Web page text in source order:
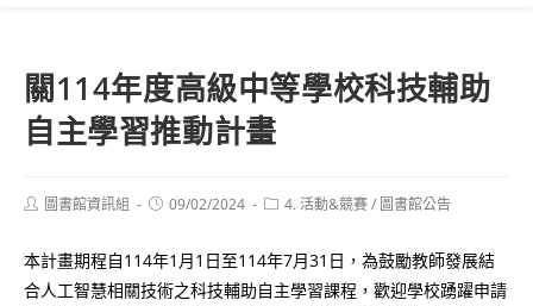
關114年度高級中等學校科技輔助
自主學習推動計畫
Post圖書館資訊組
Post09/02/2024
Post4. 活動&競賽/ 圖書館公告
本計畫期程自114年1月1日至114年7月31日，為鼓勵教師發展結
合人工智慧相關技術之科技輔助自主學習課程，歡迎學校踴躍申請